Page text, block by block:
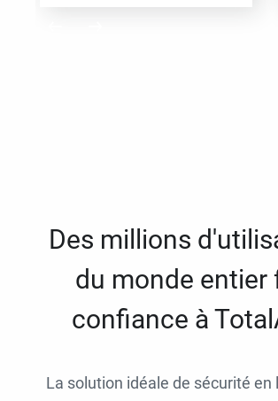
Des millions
du monde entier
confiance à
La solution idéale de sécurité en